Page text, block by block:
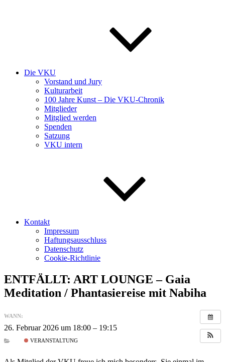
Die VKU
Vorstand und Jury
Kulturarbeit
100 Jahre Kunst – Die VKU-Chronik
Mitglieder
Mitglied werden
Spenden
Satzung
VKU intern
Kontakt
Impressum
Haftungsausschluss
Datenschutz
Cookie-Richtlinie
ENTFÄLLT: ART LOUNGE – Gaia
Meditation / Phantasiereise mit Nabiha
WANN:
26. Februar 2026 um 18:00 – 19:15
VERANSTALTUNG